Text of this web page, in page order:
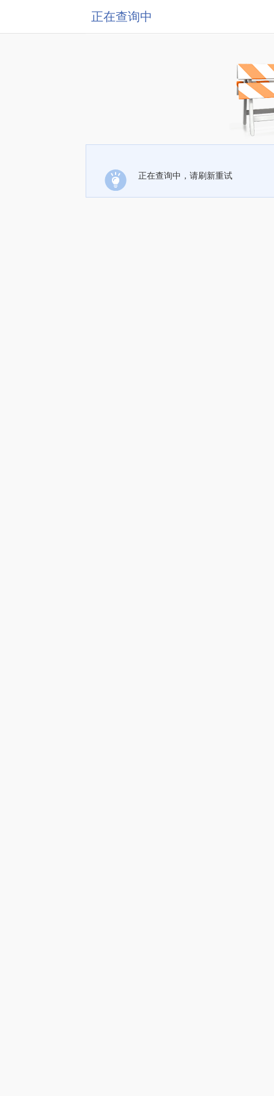
正在查询中
正在查询中，请刷新重试